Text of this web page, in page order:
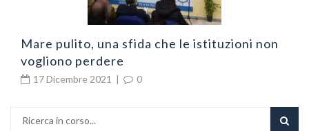
Mare pulito, una sfida che le istituzioni non
vogliono perdere
17 Dicembre 2021 | 0